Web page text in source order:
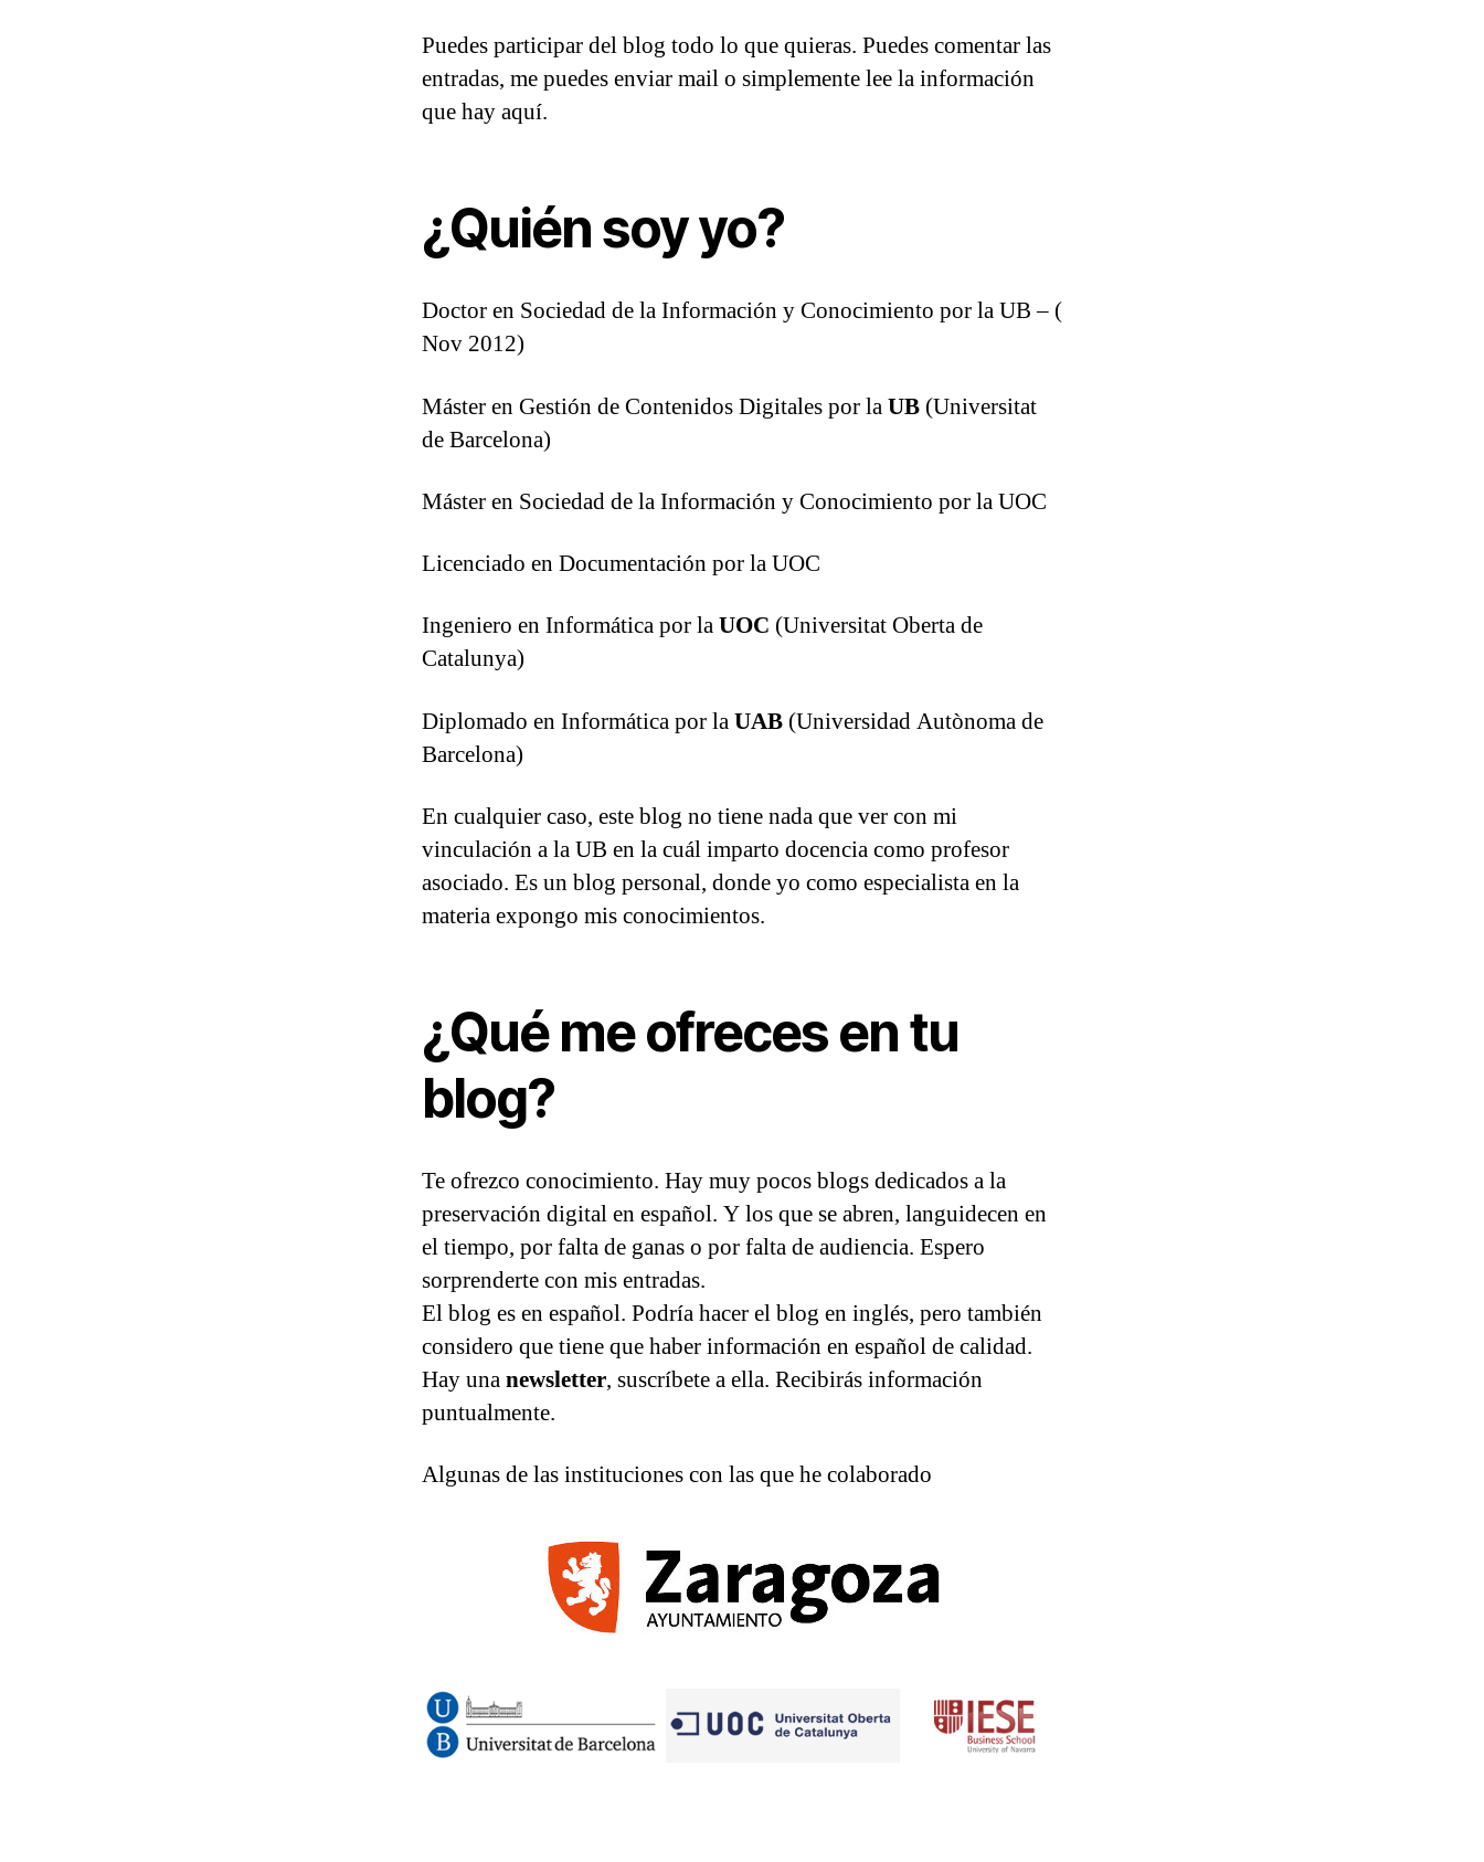
Puedes participar del blog todo lo que quieras. Puedes comentar las
entradas, me puedes enviar mail o simplemente lee la información
que hay aquí.
¿Quién soy yo?
Doctor en Sociedad de la Información y Conocimiento por la UB – (
Nov 2012)
Máster en Gestión de Contenidos Digitales por laUB (Universitat
de Barcelona)
Máster en Sociedad de la Información y Conocimiento por la UOC
Licenciado en Documentación por la UOC
Ingeniero en Informática por laUOC (Universitat Oberta de
Catalunya)
Diplomado en Informática por laUAB (Universidad Autònoma de
Barcelona)
En cualquier caso, este blog no tiene nada que ver con mi
vinculación a la UB en la cuál imparto docencia como profesor
asociado. Es un blog personal, donde yo como especialista en la
materia expongo mis conocimientos.
¿Qué me ofreces en tu
blog?
Te ofrezco conocimiento. Hay muy pocos blogs dedicados a la
preservación digital en español. Y los que se abren, languidecen en
el tiempo, por falta de ganas o por falta de audiencia. Espero
sorprenderte con mis entradas.
El blog es en español. Podría hacer el blog en inglés, pero también
considero que tiene que haber información en español de calidad.
Hay unanewsletter, suscríbete a ella. Recibirás información
puntualmente.
Algunas de las instituciones con las que he colaborado